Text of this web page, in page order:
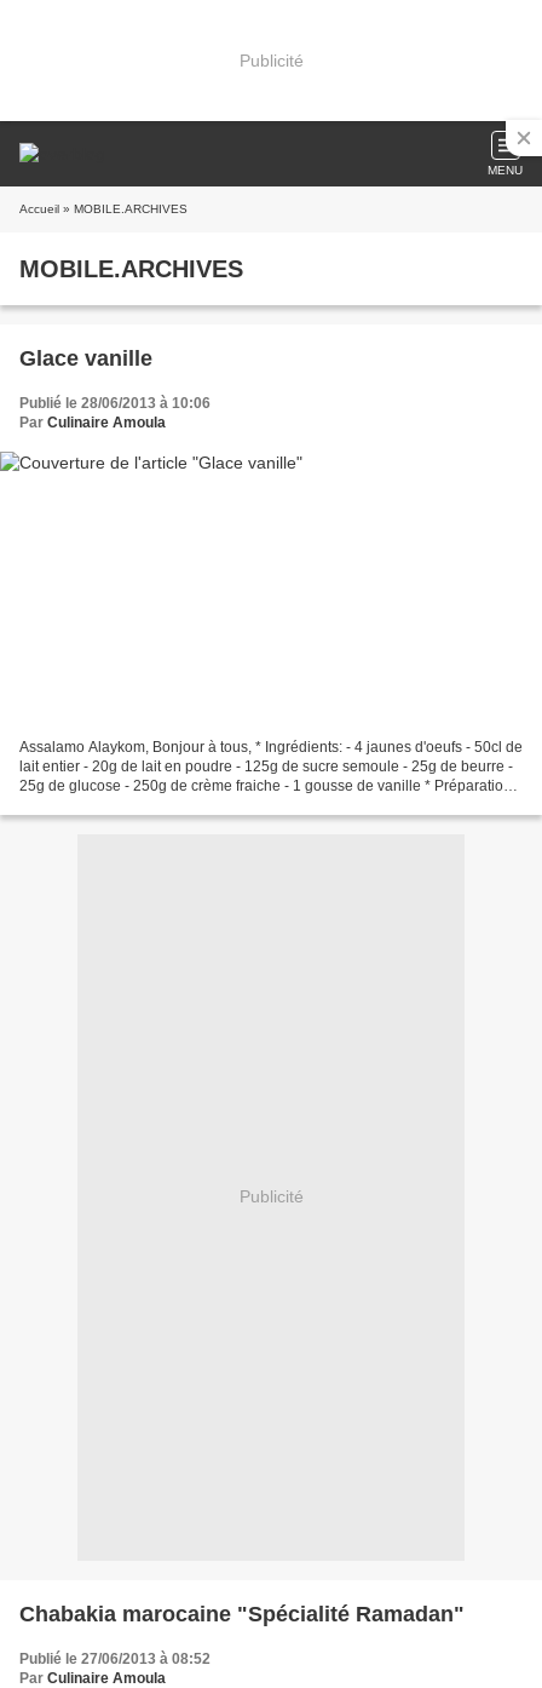
Publicité
MENU
Accueil » MOBILE.ARCHIVES
MOBILE.ARCHIVES
Glace vanille
Publié le 28/06/2013 à 10:06
Par Culinaire Amoula
Assalamo Alaykom, Bonjour à tous, * Ingrédients: - 4 jaunes d'oeufs - 50cl de
lait entier - 20g de lait en poudre - 125g de sucre semoule - 25g de beurre -
25g de glucose - 250g de crème fraiche - 1 gousse de vanille * Préparation:
Publicité
Chabakia marocaine "Spécialité Ramadan"
Publié le 27/06/2013 à 08:52
Par Culinaire Amoula